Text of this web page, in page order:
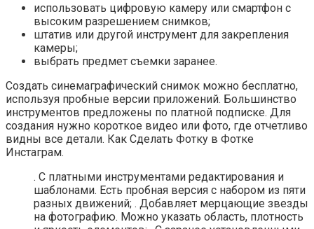
использовать цифровую камеру или смартфон с
высоким разрешением снимков;
штатив или другой инструмент для закрепления
камеры;
выбрать предмет съемки заранее.
Создать синемаграфический снимок можно бесплатно,
используя пробные версии приложений. Большинство
инструментов предложены по платной подписке. Для
создания нужно короткое видео или фото, где отчетливо
видны все детали. Как Сделать Фотку в Фотке
Инстаграм.
. С платными инструментами редактирования и
шаблонами. Есть пробная версия с набором из пяти
разных движений; . Добавляет мерцающие звезды
на фотографию. Можно указать область, плотность